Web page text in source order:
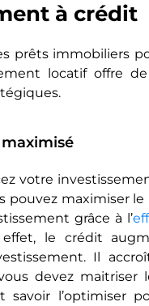
à crédit
prêts immobiliers
locatif offre
votre
pouvez maximiser
grâce à l’
effet, le crédit
Il
devez maitriser
savoir l’optimiser